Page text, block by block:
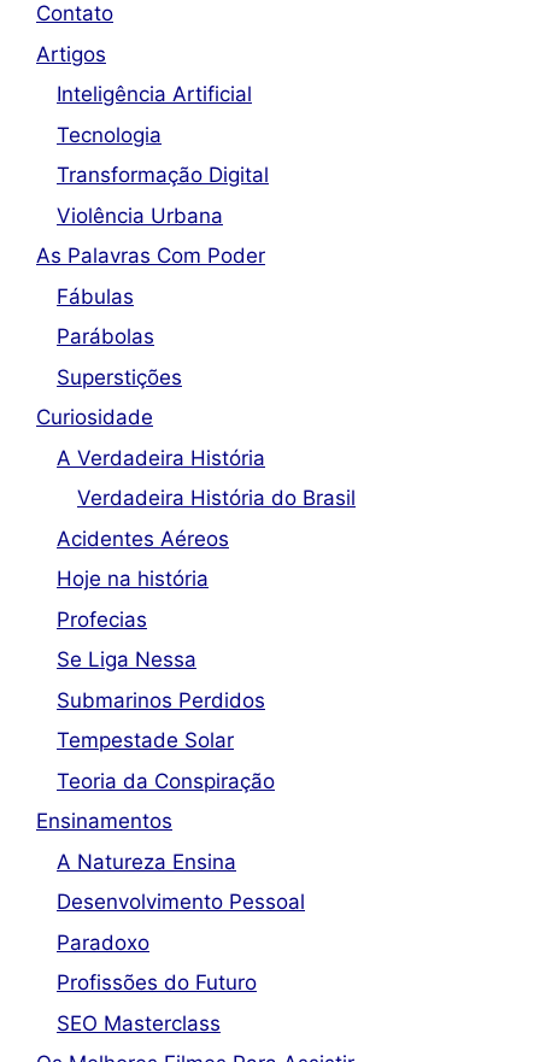
Contato
Artigos
Inteligência Artificial
Tecnologia
Transformação Digital
Violência Urbana
As Palavras Com Poder
Fábulas
Parábolas
Superstições
Curiosidade
A Verdadeira História
Verdadeira História do Brasil
Acidentes Aéreos
Hoje na história
Profecias
Se Liga Nessa
Submarinos Perdidos
Tempestade Solar
Teoria da Conspiração
Ensinamentos
A Natureza Ensina
Desenvolvimento Pessoal
Paradoxo
Profissões do Futuro
SEO Masterclass